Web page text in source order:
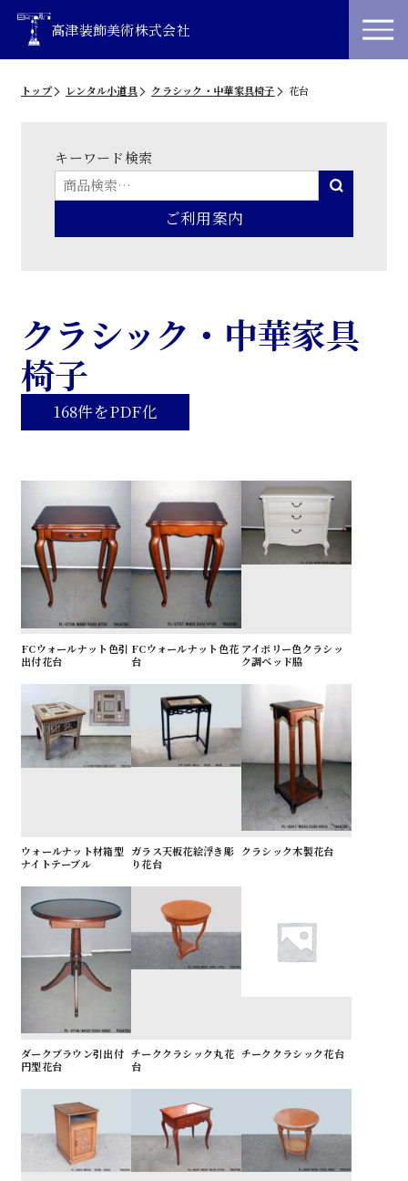
高津装飾美術株式会社
トップ レンタル小道具 クラシック・中華家具椅子 花台
キーワード検索
ご利用案内
クラシック・中華家具
椅子
168件をPDF化
FCウォールナット色引
出付花台
FCウォールナット色花
台
アイボリー色クラシッ
ク調ベッド脇
ウォールナット材箱型
ナイトテーブル
ガラス天板花絵浮き彫
り花台
クラシック木製花台
ダークブラウン引出付
円型花台
チーククラシック丸花
台
チーククラシック花台